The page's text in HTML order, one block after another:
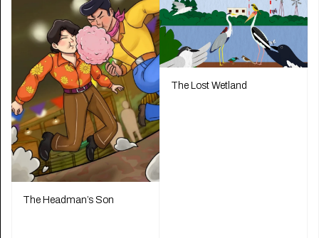
The Headman’s Son
The Lost Wetland